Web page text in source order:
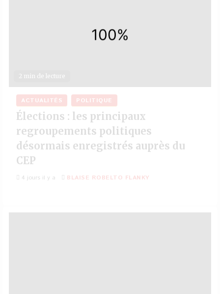
2 min de lecture
ACTUALITÉS POLITIQUE
Élections : les principaux
regroupements politiques
désormais enregistrés auprès du
CEP
4 jours il y a BLAISE ROBELTO FLANKY